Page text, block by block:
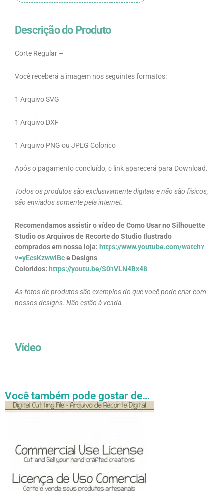
Descrição do Produto
Corte Regular –
Você receberá a imagem nos seguintes formatos:
1 Arquivo SVG
1 Arquivo DXF
1 Arquivo PNG ou JPEG Colorido
Após o pagamento concluído, o link aparecerá para Download.
Todos os produtos são exclusivamente digitais e não são físicos,
são enviados somente pela internet.
Recomendamos assistir o vídeo de Como Usar no Silhouette
Studio os Arquivos de Recorte do Studio Ilustrado
comprados em nossa loja: https://www.youtube.com/watch?
v=yEcsKzwwlBce Designs
Coloridos: https://youtu.be/S0hVLN4Bx48
As fotos de produtos são exemplos do que você pode criar com
nossos designs. Não estão à venda.
Vídeo
Você também pode gostar de…
Faixa
de
R$ 54.89
Este
variantes.
As
podem